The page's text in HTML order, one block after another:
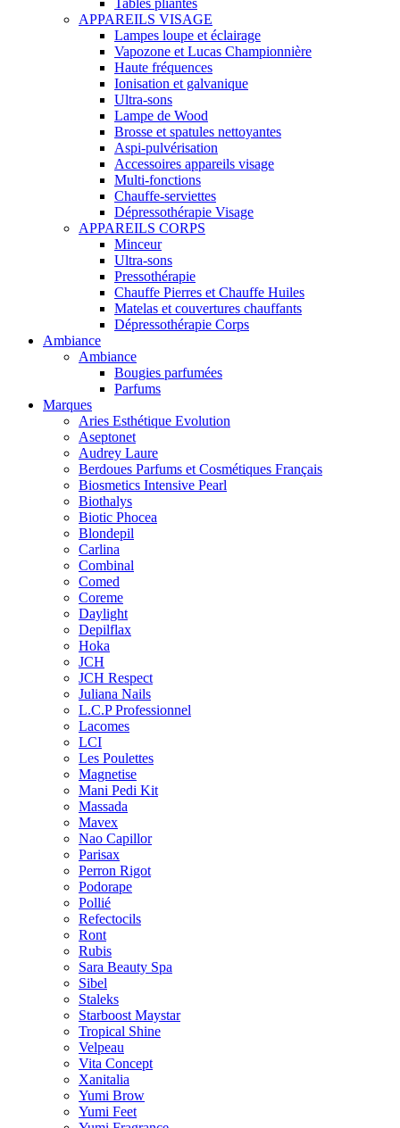
Tables pliantes
APPAREILS VISAGE
Lampes loupe et éclairage
Vapozone et Lucas Championnière
Haute fréquences
Ionisation et galvanique
Ultra-sons
Lampe de Wood
Brosse et spatules nettoyantes
Aspi-pulvérisation
Accessoires appareils visage
Multi-fonctions
Chauffe-serviettes
Dépressothérapie Visage
APPAREILS CORPS
Minceur
Ultra-sons
Pressothérapie
Chauffe Pierres et Chauffe Huiles
Matelas et couvertures chauffants
Dépressothérapie Corps
Ambiance
Ambiance
Bougies parfumées
Parfums
Marques
Aries Esthétique Evolution
Aseptonet
Audrey Laure
Berdoues Parfums et Cosmétiques Français
Biosmetics Intensive Pearl
Biothalys
Biotic Phocea
Blondepil
Carlina
Combinal
Comed
Coreme
Daylight
Depilflax
Hoka
JCH
JCH Respect
Juliana Nails
L.C.P Professionnel
Lacomes
LCI
Les Poulettes
Magnetise
Mani Pedi Kit
Massada
Mavex
Nao Capillor
Parisax
Perron Rigot
Podorape
Pollié
Refectocils
Ront
Rubis
Sara Beauty Spa
Sibel
Staleks
Starboost Maystar
Tropical Shine
Velpeau
Vita Concept
Xanitalia
Yumi Brow
Yumi Feet